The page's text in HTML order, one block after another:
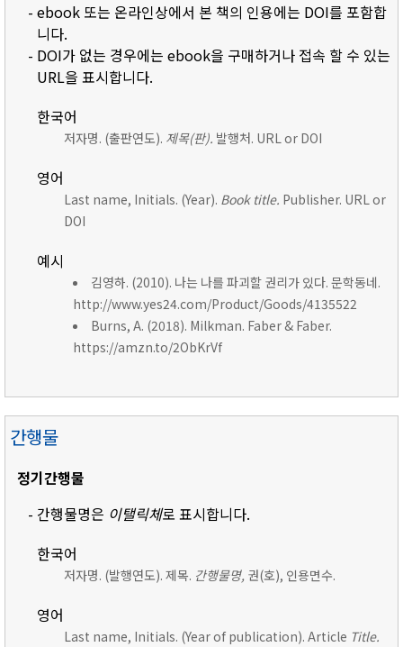
- ebook 또는 온라인상에서 본 책의 인용에는 DOI를 포함합
니다.
- DOI가 없는 경우에는 ebook을 구매하거나 접속 할 수 있는
URL을 표시합니다.
한국어
저자명. (출판연도). 제목(판). 발행처. URL or DOI
영어
Last name, Initials. (Year). Book title. Publisher. URL or
DOI
예시
김영하. (2010). 나는 나를 파괴할 권리가 있다. 문학동네.
http://www.yes24.com/Product/Goods/4135522
Burns, A. (2018). Milkman. Faber & Faber.
https://amzn.to/2ObKrVf
간행물
정기간행물
- 간행물명은 이탤릭체로 표시합니다.
한국어
저자명. (발행연도). 제목. 간행물명, 권(호), 인용면수.
영어
Last name, Initials. (Year of publication). Article Title.